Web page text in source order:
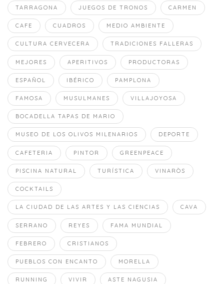
TARRAGONA JUEGOS DE TRONOS CARMEN
CAFE CUADROS MEDIO AMBIENTE
CULTURA CERVECERA TRADICIONES FALLERAS
MEJORES APERITIVOS PRODUCTORAS
ESPAÑOL IBÉRICO PAMPLONA
FAMOSA MUSULMANES VILLAJOYOSA
BOCADELLA TAPAS DE MARIO
MUSEO DE LOS OLIVOS MILENARIOS DEPORTE
CAFETERIA PINTOR GREENPEACE
PISCINA NATURAL TURÍSTICA VINARÒS
COCKTAILS
LA CIUDAD DE LAS ARTES Y LAS CIENCIAS CAVA
SERRANO REYES FAMA MUNDIAL
FEBRERO CRISTIANOS
PUEBLOS CON ENCANTO MORELLA
RUNNING VIVIR ASTE NAGUSIA